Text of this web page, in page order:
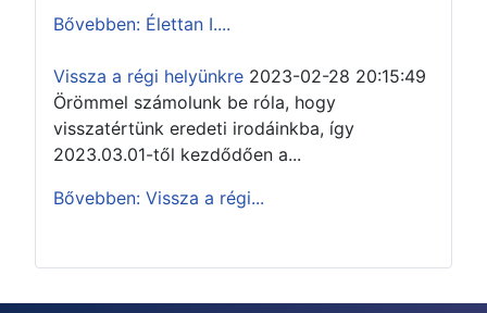
Bővebben: Élettan I....
Vissza a régi helyünkre 2023-02-28 20:15:49
Örömmel számolunk be róla, hogy
visszatértünk eredeti irodáinkba, így
2023.03.01-től kezdődően a...
Bővebben: Vissza a régi...